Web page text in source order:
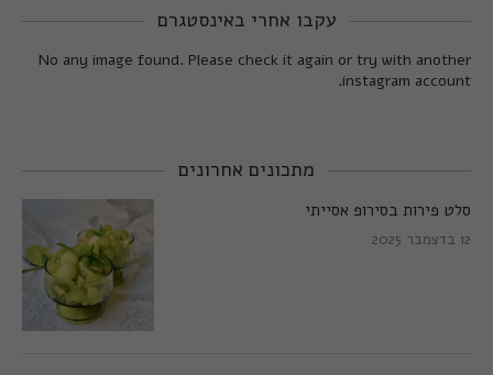
עקבו אחרי באינסטגרם
No any image found. Please check it again or try with another
instagram account.
מתכונים אחרונים
סלט פירות בסירופ אסייתי
12 בדצמבר 2025